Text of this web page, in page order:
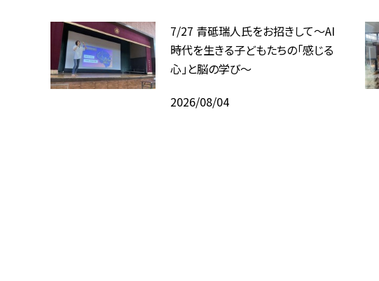
7/27 青砥瑞人氏をお招きして〜AI
時代を生きる子どもたちの「感じる
心」と脳の学び〜
2026/08/04